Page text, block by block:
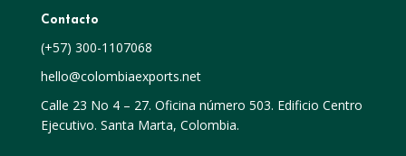
Contacto
(+57) 300-1107068
hello@colombiaexports.net
Calle 23 No 4 – 27. Oficina número 503. Edificio Centro
Ejecutivo. Santa Marta, Colombia.